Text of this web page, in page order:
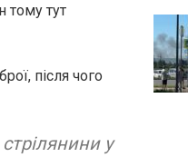
тому тут
після чого
у